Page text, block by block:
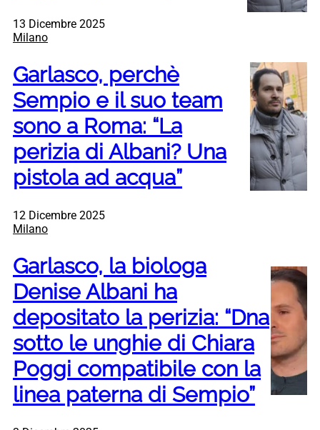
13 Dicembre 2025
Milano
Garlasco, perchè
Sempio e il suo team
sono a Roma: “La
perizia di Albani? Una
pistola ad acqua”
12 Dicembre 2025
Milano
Garlasco, la biologa
Denise Albani ha
depositato la perizia: “Dna
sotto le unghie di Chiara
Poggi compatibile con la
linea paterna di Sempio”